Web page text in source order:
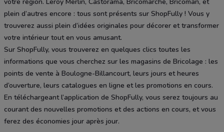
plein d’autres encore : tous sont présents sur ShopFully ! Vous y
trouverez aussi plein d’idées originales pour décorer et transformer
votre intérieur tout en vous amusant.
Sur ShopFully, vous trouverez en quelques clics toutes les
informations que vous cherchez sur les magasins de Bricolage : les
points de vente à Boulogne-Billancourt, leurs jours et heures
d’ouverture, leurs catalogues en ligne et les promotions en cours.
En téléchargeant l’application de ShopFully, vous serez toujours au
courant des nouvelles promotions et des actions en cours, et vous
ferez des économies jour après jour.